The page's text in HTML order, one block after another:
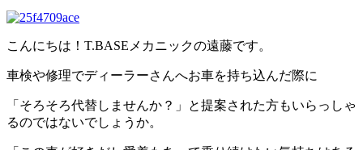
こんにちは！T.BASEメカニックの遠藤です。
車検や修理でディーラーさんへお車を持ち込んだ際に
「そろそろ代替しませんか？」と提案された方もいらっしゃ
るのではないでしょうか。